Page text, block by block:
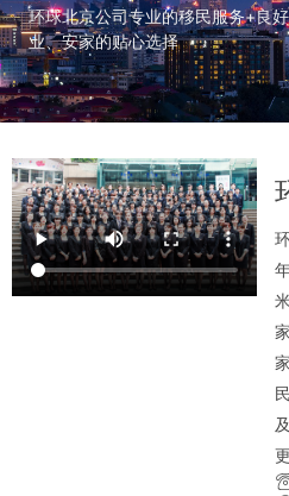
环球北京公司专业的移民服务+良
业、安家的贴心选择